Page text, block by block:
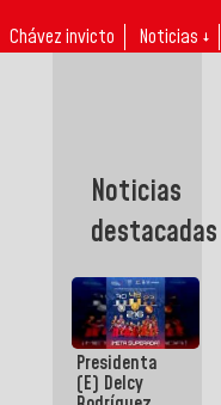
Chávez invicto Noticias ↓
Noticias
destacadas
Presidenta
(E) Delcy